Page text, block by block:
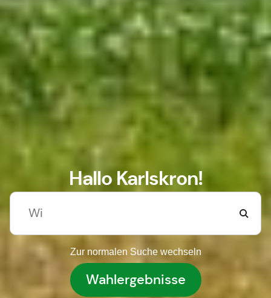
Hallo Karlskron!
Zur normalen Suche wechseln
Wahlergebnisse